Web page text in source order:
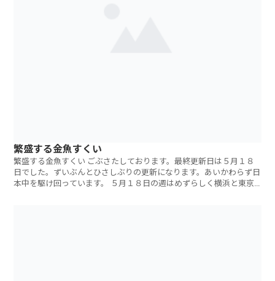
繁盛する金魚すくい
繁盛する金魚すくい ごぶさたしております。最終更新日は５月１８
日でした。ずいぶんとひさしぶりの更新になります。あいかわらず日
本中を駆け回っています。 ５月１８日の週はめずらしく横浜と東京